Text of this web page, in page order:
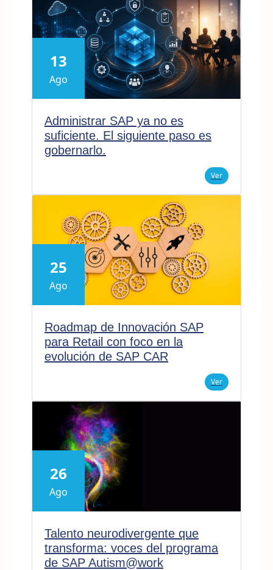
13
Ago
Administrar SAP ya no es
suficiente. El siguiente paso es
gobernarlo.
Ver
25
Ago
Roadmap de Innovación SAP
para Retail con foco en la
evolución de SAP CAR
Ver
26
Ago
Talento neurodivergente que
transforma: voces del programa
de SAP Autism@work